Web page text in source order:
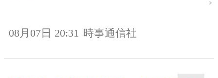
08月07日 20:31 時事通信社